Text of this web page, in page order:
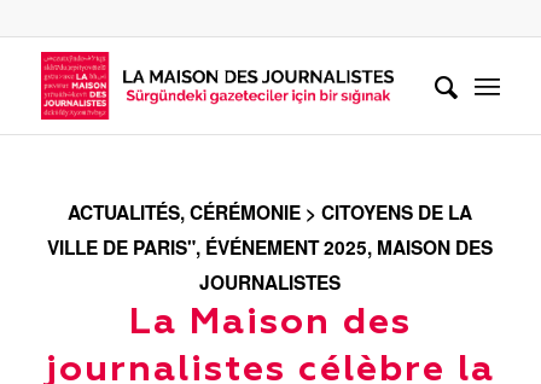
ACTUALITÉS,CÉRÉMONIE > CITOYENS DE LA
VILLE DE PARIS", ÉVÉNEMENT 2025, MAISON DES
JOURNALISTES
La Maison des
journalistes célèbre la